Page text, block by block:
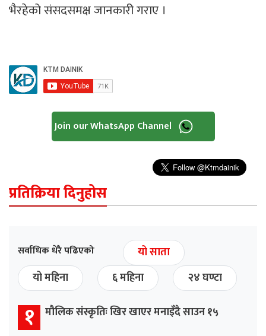
भैरहेको संसदसमक्ष जानकारी गराए ।
Join our WhatsApp Channel
प्रतिक्रिया दिनुहोस
सर्वाधिक धेरै पढिएको
यो साता
यो महिना
६ महिना २४ घण्टा
१ मौलिक संस्कृतिः खिर खाएर मनाइँदै साउन १५